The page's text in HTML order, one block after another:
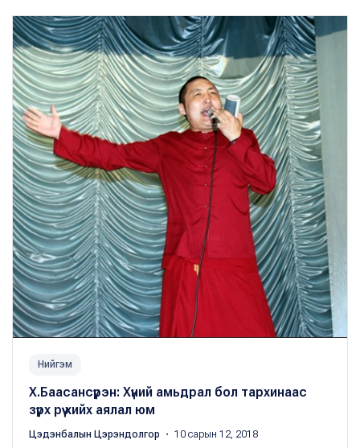
Нийгэм
Х.Баасансүрэн: Хүний амьдрал бол тархинаас
зүрх рүү хийх аялал юм
Цэдэнбалын Цэрэндолгор ・ 10 сарын 12, 2018